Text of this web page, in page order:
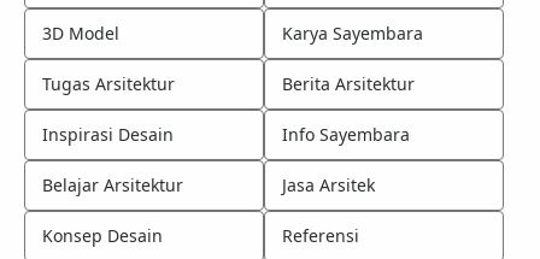
3D Model Karya Sayembara
Tugas Arsitektur Berita Arsitektur
Inspirasi Desain Info Sayembara
Belajar Arsitektur Jasa Arsitek
Konsep Desain Referensi